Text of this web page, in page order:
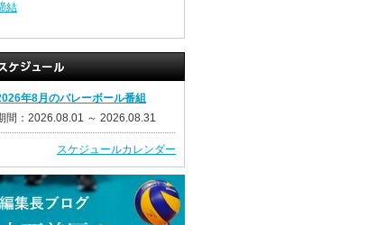
結
年8月のバレーボール番組
間：2026.08.01 ～ 2026.08.31
スケジュールカレンダー